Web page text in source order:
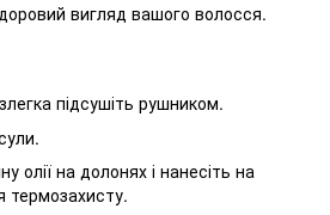
вигляд вашого волосся.
підсушіть рушником.
олії на долонях і нанесіть на
термозахисту.